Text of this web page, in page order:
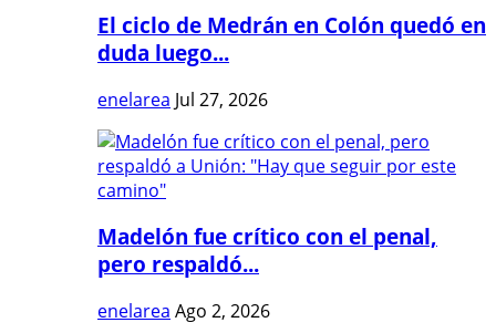
El ciclo de Medrán en Colón quedó en
duda luego...
enelarea Jul 27, 2026
Madelón fue crítico con el penal,
pero respaldó...
enelarea Ago 2, 2026